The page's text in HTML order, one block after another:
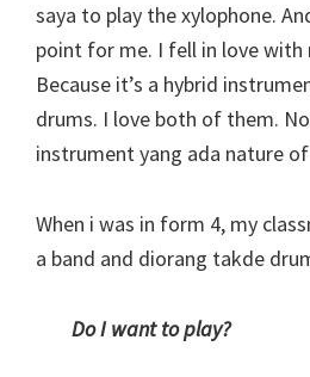
saya to play the xylophone.
point for me. I fell in love with
Because it’s a hybrid
drums. I love both of them.
instrument yang ada nature
When i was in form 4, my
a band and diorang takde
Do I want to play?